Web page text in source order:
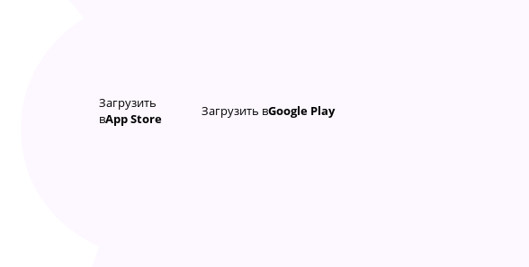
Загрузить
вApp Store Загрузить вGoogle Play